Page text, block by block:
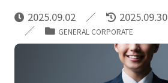
2025.09.02 2025.09.30
GENERAL CORPORATE